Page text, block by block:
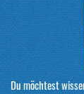
Du möchtest